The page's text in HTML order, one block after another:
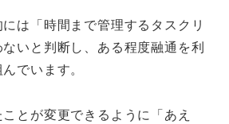
は 「時間まで管理するタスクリ
いと判断し、ある程度融通を利
でいます。
とが変更できるように「あえ